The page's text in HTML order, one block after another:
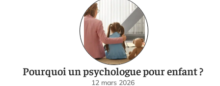
Pourquoi un psychologue pour enfant ?
12 mars 2026